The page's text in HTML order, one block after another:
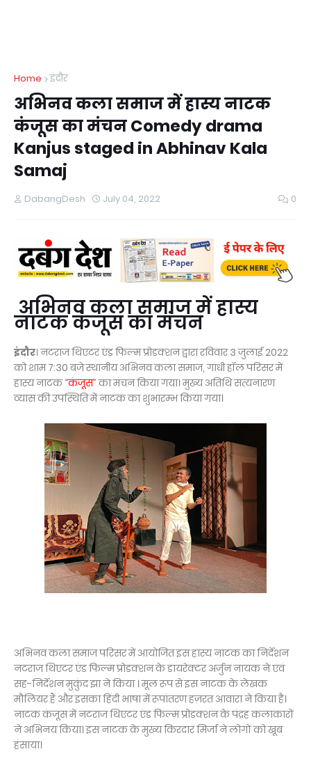
Home इंदौर
अभिनव कला समाज में हास्य नाटक
कंजूस का मंचन Comedy drama
Kanjus staged in Abhinav Kala
Samaj
DabangDesh July 04, 2022 0
अभिनव कला समाज में हास्य
नाटक कंजूस का मंचन
इंदौर। नटराज थिएटर एंड फिल्म प्रोडक्शन द्वारा रविवार 3 जुलाई 2022
को शाम 7:30 बजे स्थानीय अभिनव कला समाज, गांधी हॉल परिसर में
हास्य नाटक “कंजूस” का मंचन किया गया। मुख्य अतिथि सत्यनारण
व्यास की उपस्थिति में नाटक का शुभारम्भ किया गया।
अभिनव कला समाज परिसर में आयोजित इस हास्य नाटक का निर्देशन
नटराज थिएटर एंड फिल्म प्रोडक्शन के डायरेक्टर अर्जुन नायक ने एवं
सह-निर्देशन मुकुंद झा ने किया । मूल रूप से इस नाटक के लेखक
मौलियर हैं और इसका हिंदी भाषा में रूपांतरण हज़रत आवारा ने किया है।
नाटक कंजूस में नटराज थिएटर एंड फिल्म प्रोडक्शन के पंद्रह कलाकारों
ने अभिनय किया। इस नाटक के मुख्य किरदार मिर्जा ने लोगों को खूब
हंसाया।